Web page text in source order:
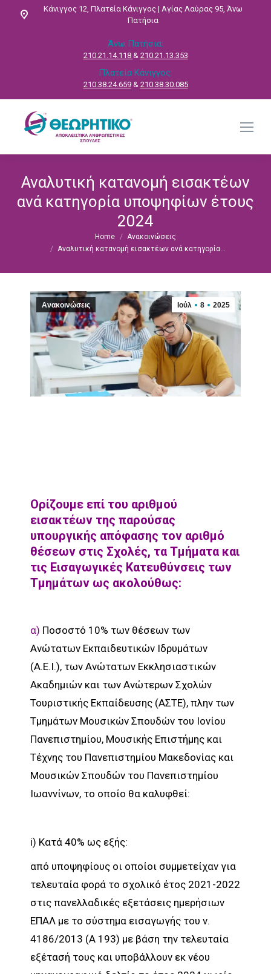
Κάνιγγος 12, Πλατεία Κάνιγγος | Αγίας Λαύρας 95, Άνω
Πατήσια
Άνω Πατήσια:
210.21.14.118 & 210.21.13.353
Πλατεία Κάνιγγος:
210.38.24.659& 210.38.30.085
Αναλυτική κατανομή εισακτέων
ανά κατηγορία υποψηφίων έτους
2024
Home
Ανακοινώσεις
Αναλυτική κατανομή εισακτέων ανά κατηγορία…
Ιούλ 8 2025
Ανακοινώσεις
Ορίζουμε επί του αριθμού
εισακτέων της παρούσας
υπουργικής απόφασης τον αριθμό
θέσεων στις Σχολές, τα Τμήματα και
τις Εισαγωγικές Κατευθύνσεις των
Τμημάτων ως ακολούθως:
α) Ποσοστό 10% των θέσεων των
Ανώτατων Εκπαιδευτικών Ιδρυμάτων
(Α.Ε.Ι.), των Ανώτατων Εκκλησιαστικών
Ακαδημιών και των Ανώτερων Σχολών
Τουριστικής Εκπαίδευσης (ΑΣΤΕ), πλην των
Τμημάτων Μουσικών Σπουδών του Ιονίου
Πανεπιστημίου, Μουσικής Επιστήμης και
Τέχνης του Πανεπιστημίου Μακεδονίας και
Μουσικών Σπουδών του Πανεπιστημίου
Ιωαννίνων, το οποίο θα καλυφθεί:
i) Κατά 40% ως εξής:
από υποψηφίους οι οποίοι συμμετείχαν για
τελευταία φορά το σχολικό έτος 2021-2022
στις πανελλαδικές εξετάσεις ημερήσιων
ΕΠΑΛ με το σύστημα εισαγωγής του ν.
4186/2013 (Α 193) με βάση την τελευταία
εξέτασή τους και υποβάλλουν εκ νέου